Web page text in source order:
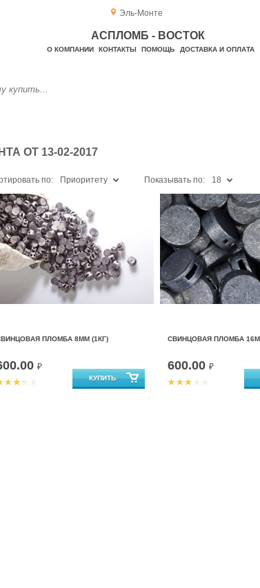
Эль-Монте
АСПЛОМБ - ВОСТОК
О КОМПАНИИ КОНТАКТЫ ПОМОЩЬ ДОСТАВКА И ОПЛАТА
ОТ 13-02-2017
по: Приоритету Показывать по: 18
ПЛОМБА 8ММ (1КГ)
₽
СВИНЦОВАЯ ПЛОМБА
600.00 ₽